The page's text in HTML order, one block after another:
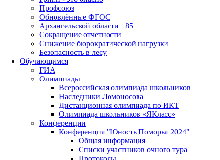
Профсоюз
Обновлённые ФГОС
Архангельской области - 85
Сокращение отчетности
Снижение бюрократической нагрузки
Безопасность в лесу
Обучающимся
ГИА
Олимпиады
Всероссийская олимпиада школьников
Наследники Ломоносова
Дистанционная олимпиада по ИКТ
Олимпиада школьников «ЯКласс»
Конференции
Конференция "Юность Поморья-2024"
Общая информация
Списки участников очного тура
Протоколы